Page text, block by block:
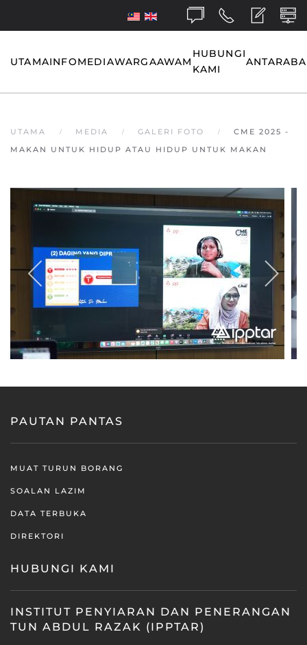
Skip to main content
UTAMAINFOMEDIAWARGAAWAM
HUBUNGI
KAMI
UTAMA MEDIA GALERI FOTO
CME 2025 -
MAKAN UNTUK HIDUP ATAU HIDUP UNTUK MAKAN
PAUTAN PANTAS
MUAT TURUN BORANG
SOALAN LAZIM
DATA TERBUKA
DIREKTORI
HUBUNGI KAMI
INSTITUT PENYIARAN DAN PENERANGAN
TUN ABDUL RAZAK (IPPTAR)